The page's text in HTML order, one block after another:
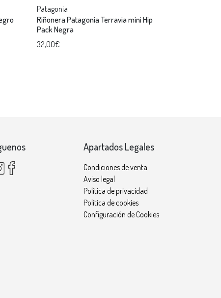
Patagonia
Riñonera Patagonia Terravia mini Hip
Pack Negra
32,00€
Apartados Legales
Condiciones de venta
Aviso legal
Política de privacidad
Política de cookies
Configuración de Cookies